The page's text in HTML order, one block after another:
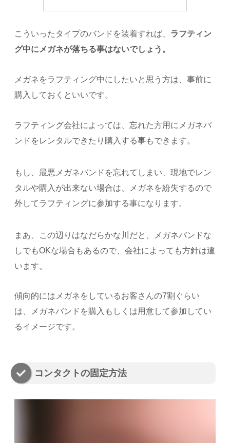
こういったタイプのバンドを装着すれば、 ラフティン
グ中にメガネが落ちる事はないでしょう。
メガネをラフティング中にしたいと思う方は、事前に
購入しておくといいです。
ラフティング会社によっては、忘れた方用にメガネバ
ンドをレンタルできたり購入する事もできます。
もし、最悪メガネバンドを忘れてしまい、現地でレン
タルや購入が出来ない場合は、メガネを紛失するので
外してラフティングに参加する事になります。
まあ、この辺りはなだらかな川だと、メガネバンドな
しでもOKな場合もあるので、会社によっても方針は違
います。
傾向的にはメガネをしているお客さんの7割ぐらい
は、メガネバンドを購入もしくは用意して参加してい
るイメージです。
コンタクトの固定方法